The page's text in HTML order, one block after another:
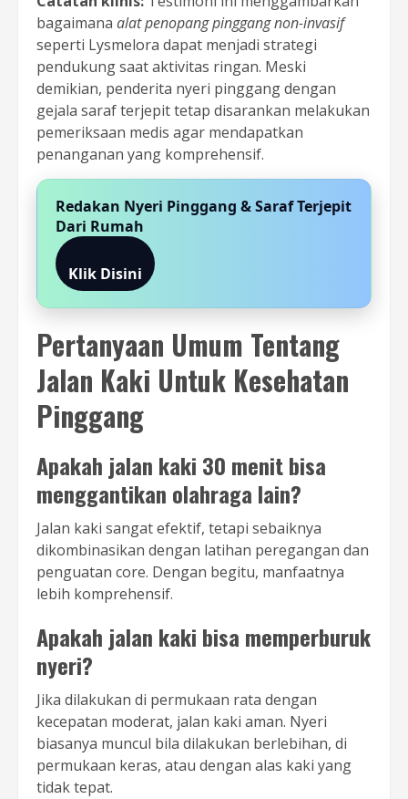
bagaimana alat penopang pinggang non-invasif
seperti Lysmelora dapat menjadi strategi
pendukung saat aktivitas ringan. Meski
demikian, penderita nyeri pinggang dengan
gejala saraf terjepit tetap disarankan melakukan
pemeriksaan medis agar mendapatkan
penanganan yang komprehensif.
Redakan Nyeri Pinggang & Saraf Terjepit
Dari Rumah
Klik Disini
Pertanyaan Umum Tentang
Jalan Kaki Untuk Kesehatan
Pinggang
Apakah jalan kaki 30 menit bisa
menggantikan olahraga lain?
Jalan kaki sangat efektif, tetapi sebaiknya
dikombinasikan dengan latihan peregangan dan
penguatan core. Dengan begitu, manfaatnya
lebih komprehensif.
Apakah jalan kaki bisa memperburuk
nyeri?
Jika dilakukan di permukaan rata dengan
kecepatan moderat, jalan kaki aman. Nyeri
biasanya muncul bila dilakukan berlebihan, di
permukaan keras, atau dengan alas kaki yang
tidak tepat.